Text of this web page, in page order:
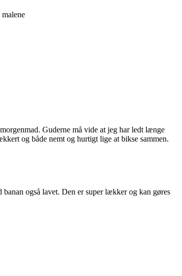
Guderne må vide at jeg har ledt længe
og både nemt og hurtigt lige at bikse sammen.
også lavet. Den er super lækker og kan gøres